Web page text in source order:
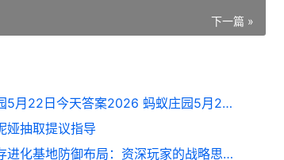
下一篇 »
蚂蚁庄园5月22日今天答案2026 蚂蚁庄园5月22日答案最新
娅抽取提议指导
方舟生存进化基地防御布局：资深玩家的战略思索